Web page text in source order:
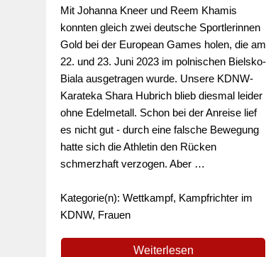
Mit Johanna Kneer und Reem Khamis
konnten gleich zwei deutsche Sportlerinnen
Gold bei der European Games holen, die am
22. und 23. Juni 2023 im polnischen Bielsko-
Biala ausgetragen wurde. Unsere KDNW-
Karateka Shara Hubrich blieb diesmal leider
ohne Edelmetall. Schon bei der Anreise lief
es nicht gut - durch eine falsche Bewegung
hatte sich die Athletin den Rücken
schmerzhaft verzogen. Aber …
Kategorie(n): Wettkampf, Kampfrichter im
KDNW, Frauen
Weiterlesen